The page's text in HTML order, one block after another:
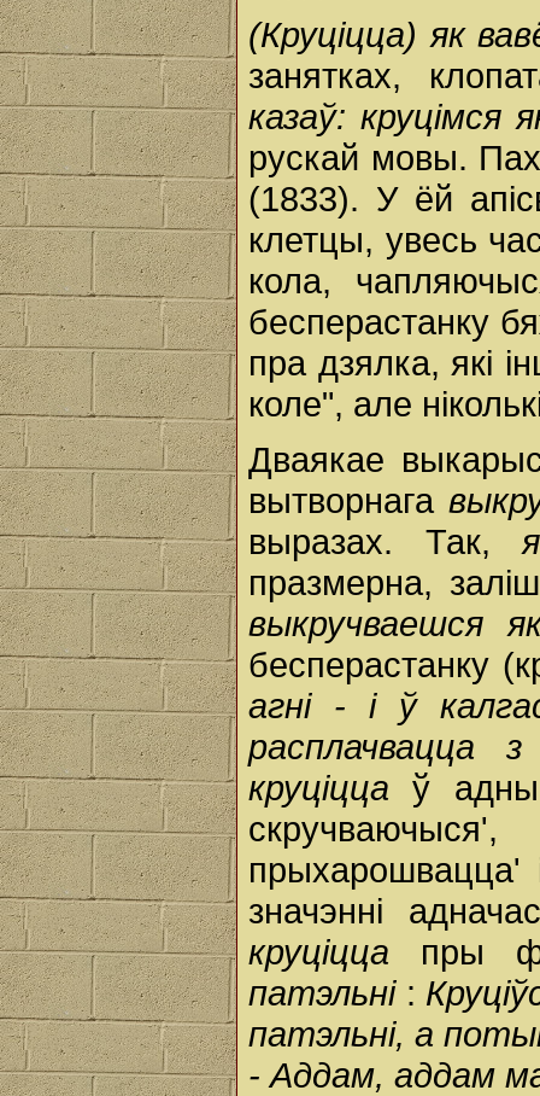
(Круціцца) як
занятках,
казаў: круцімся
рускай мовы.
(1833). У ёй
клетцы, увесь
кола,
бесперастанку
пра дзялка, які
коле", але
Дваякае
вытворнага
выразах. Так,
празмерна,
выкручваешся
бесперастанку
агні - і ў
расплачвацца
круціццаў
прыхарошвацца'
значэнні
круціцца пры
патэльні :
патэльні, а
- Аддам, аддам